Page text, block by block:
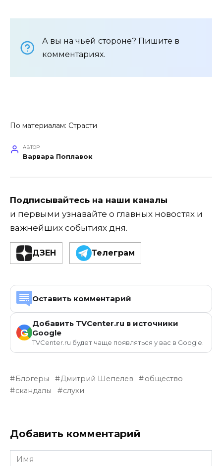
А вы на чьей стороне? Пишите в
комментариях.
По материалам: Страсти
АВТОР
Варвара Поплавок
Подписывайтесь на наши каналы
и первыми узнавайте о главных новостях и
важнейших событиях дня.
ДЗЕН Телеграм
Оставить комментарий
G
Добавить TVCenter.ru в источники
Google
TVCenter.ru будет чаще появляться у вас в Google.
Блогеры Дмитрий Шепелев
общество
скандалы
слухи
Добавить комментарий
Имя